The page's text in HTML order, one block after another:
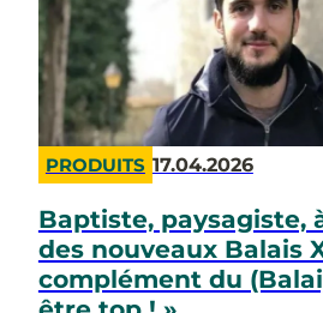
PRODUITS 17.04.2026
Baptiste, paysagiste,
des nouveaux Balais
complément du